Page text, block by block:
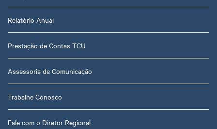
Relatório Anual
Prestação de Contas TCU
Assessoria de Comunicação
Trabalhe Conosco
Fale com o Diretor Regional